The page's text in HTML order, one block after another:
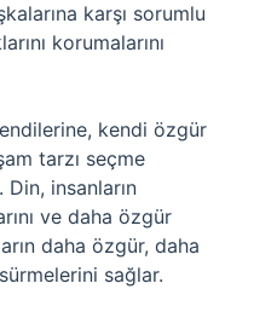
karşı sorumlu
korumalarını
kendi özgür
tarzı seçme
Din, insanların
ve daha özgür
daha özgür, daha
sağlar.